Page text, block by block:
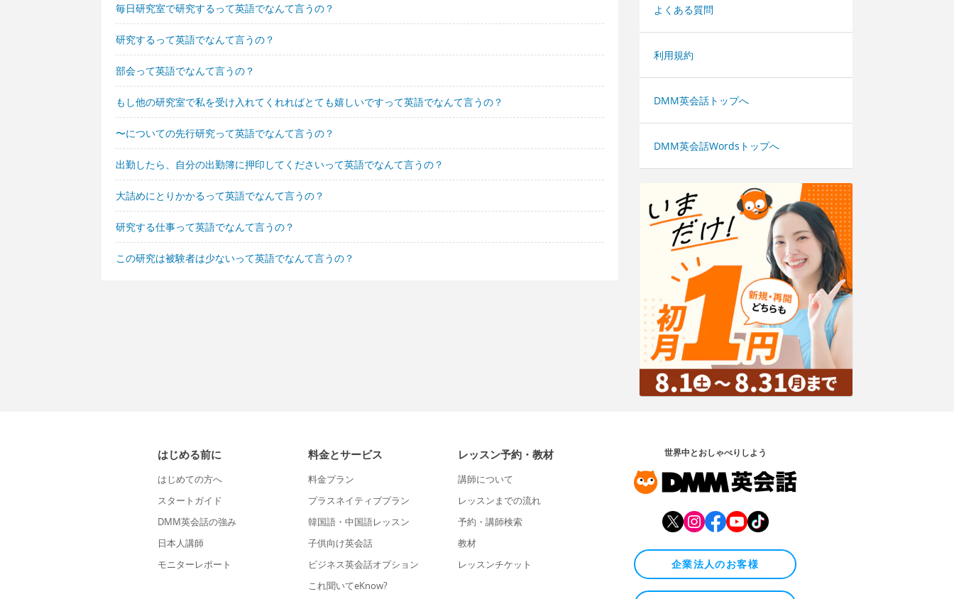
毎日研究室で研究するって英語でなんて言うの？
研究するって英語でなんて言うの？
部会って英語でなんて言うの？
もし他の研究室で私を受け入れてくれればとても嬉しいですって英語でなんて言うの？
〜についての先行研究って英語でなんて言うの？
出勤したら、自分の出勤簿に押印してくださいって英語でなんて言うの？
大詰めにとりかかるって英語でなんて言うの？
研究する仕事って英語でなんて言うの？
この研究は被験者は少ないって英語でなんて言うの？
よくある質問
利用規約
DMM英会話トップへ
DMM英会話Wordsトップへ
はじめる前に
はじめての方へ
スタートガイド
DMM英会話の強み
日本人講師
モニターレポート
料金とサービス
料金プラン
プラスネイティブプラン
韓国語・中国語レッスン
子供向け英会話
ビジネス英会話オプション
これ聞いてeKnow?
レッスン予約・教材
講師について
レッスンまでの流れ
予約・講師検索
教材
レッスンチケット
世界中とおしゃべりしよう
企業法人のお客様